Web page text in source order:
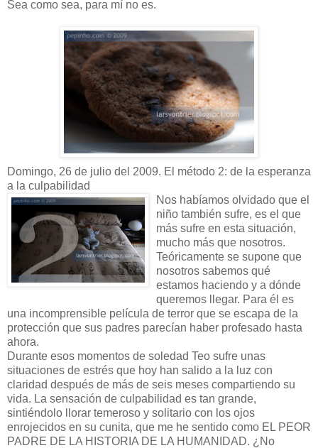
Sea como sea, para mí no es.
Domingo, 26 de julio del 2009. El método 2: de la esperanza
a la culpabilidad
Nos habíamos olvidado que el
niño también sufre, es el que
más sufre en esta situación,
mucho más que nosotros.
Teóricamente se supone que
nosotros sabemos qué
estamos haciendo y a dónde
queremos llegar. Para él es
una incomprensible película de terror que se escapa de la
protección que sus padres parecían haber profesado hasta
ahora.
Durante esos momentos de soledad Teo sufre unas
situaciones de estrés que hoy han salido a la luz con
claridad después de más de seis meses compartiendo su
vida. La sensación de culpabilidad es tan grande,
sintiéndolo llorar temeroso y solitario con los ojos
enrojecidos en su cunita, que me he sentido como EL PEOR
PADRE DE LA HISTORIA DE LA HUMANIDAD. ¿No